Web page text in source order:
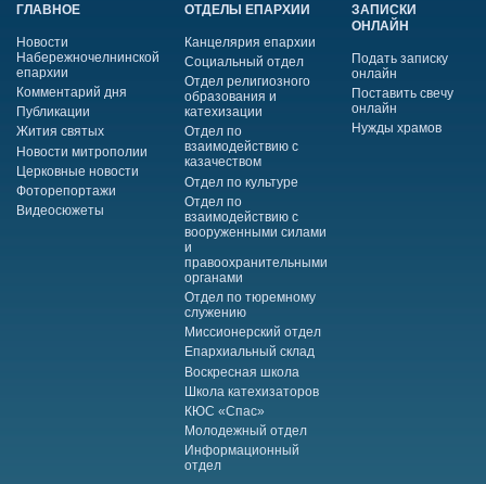
ГЛАВНОЕ
Новости
Набережночелнинской
епархии
Комментарий дня
Публикации
Жития святых
Новости митрополии
Церковные новости
Фоторепортажи
Видеосюжеты
ОТДЕЛЫ ЕПАРХИИ
Канцелярия епархии
Социальный отдел
Отдел религиозного
образования и
катехизации
Отдел по
взаимодействию с
казачеством
Отдел по культуре
Отдел по
взаимодействию с
вооруженными силами
и
правоохранительными
органами
Отдел по тюремному
служению
Миссионерский отдел
Епархиальный склад
Воскресная школа
Школа катехизаторов
КЮС «Спас»
Молодежный отдел
Информационный
отдел
ЗАПИСКИ
ОНЛАЙН
Подать записку
онлайн
Поставить свечу
онлайн
Нужды храмов